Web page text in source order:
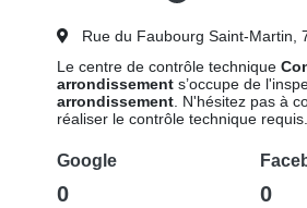
Rue du Faubourg Saint-Martin,
Le centre de contrôle technique
arrondissements’occupe de
arrondissement. N'hésitez pas à
réaliser le contrôle technique
Google
0 0